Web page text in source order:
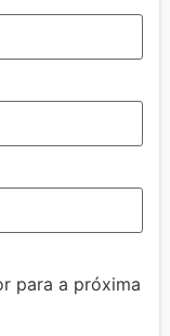
para a próxima